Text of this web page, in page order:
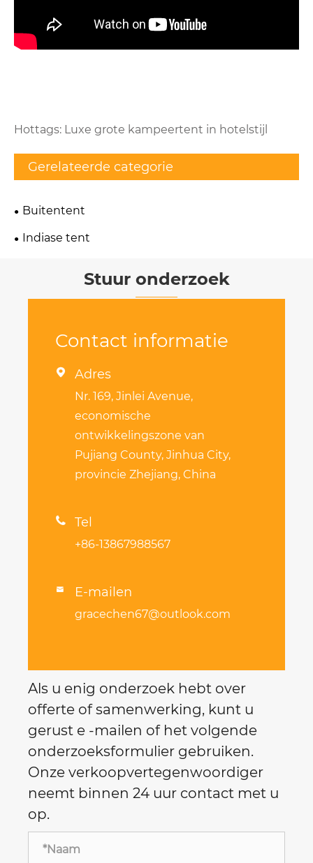
Hottags: Luxe grote kampeertent in hotelstijl
Gerelateerde categorie
Buitentent
Indiase tent
Stuur onderzoek
Contact informatie
 Adres
Nr. 169, Jinlei Avenue,
economische
ontwikkelingszone van
Pujiang County, Jinhua City,
provincie Zhejiang, China
 Tel
+86-13867988567
 E-mailen
gracechen67@outlook.com
Als u enig onderzoek hebt over
offerte of samenwerking, kunt u
gerust e -mailen of het volgende
onderzoeksformulier gebruiken.
Onze verkoopvertegenwoordiger
neemt binnen 24 uur contact met u
op.